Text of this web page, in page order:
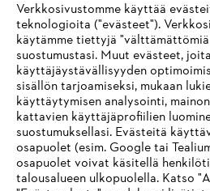
Yritys
STIHL FAQ
Verkkosivustomme käyttää
teknologioita ("evästeet").
käytämme tiettyjä
suostumustasi. Muut evästeet,
käyttäjäystävällisyyden
sisällön tarjoamiseksi, mukaan
käyttäytymisen analysointi,
kattavien käyttäjäprofiilien
suostumuksellasi. Evästeitä
osapuolet (esim. Google tai
osapuolet voivat käsitellä
talousalueen ulkopuolella. Katso